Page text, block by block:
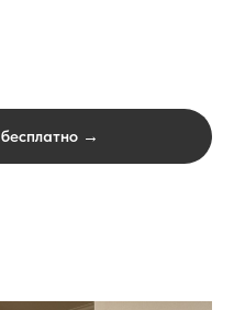
→